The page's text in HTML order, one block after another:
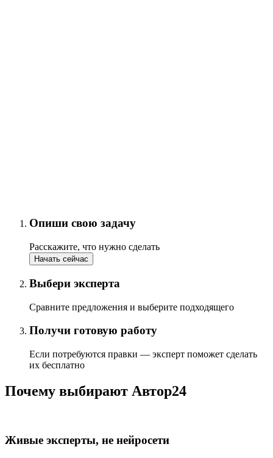
Опиши свою задачу
Расскажите, что нужно сделать
Начать сейчас
Выбери эксперта
Сравните предложения и выберите подходящего
Получи готовую работу
Если потребуются правки — эксперт поможет сделать
их бесплатно
Почему выбирают Автор24
Живые эксперты, не нейросети